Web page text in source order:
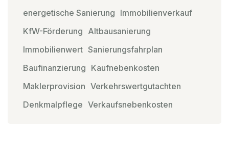
energetische Sanierung Immobilienverkauf
KfW-Förderung Altbausanierung
Immobilienwert Sanierungsfahrplan
Baufinanzierung Kaufnebenkosten
Maklerprovision Verkehrswertgutachten
Denkmalpflege Verkaufsnebenkosten